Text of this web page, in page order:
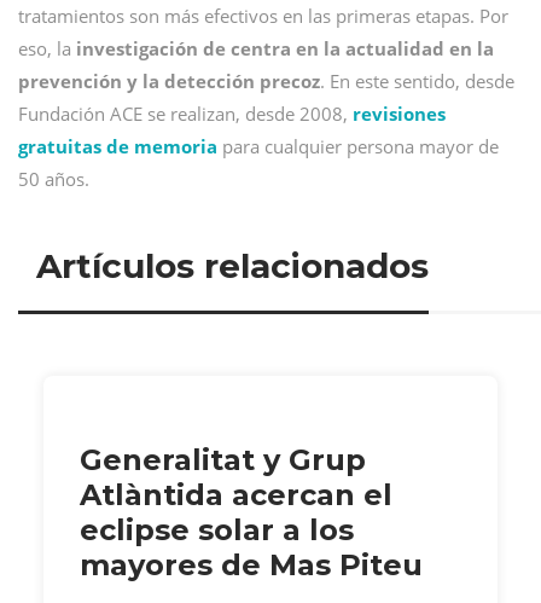
tratamientos son más efectivos en las primeras etapas. Por
eso, la investigación de centra en la actualidad en la
prevención y la detección precoz. En este sentido, desde
Fundación ACE se realizan, desde 2008, revisiones
gratuitas de memoria para cualquier persona mayor de
50 años.
Artículos relacionados
Generalitat y Grup
Atlàntida acercan el
eclipse solar a los
mayores de Mas Piteu